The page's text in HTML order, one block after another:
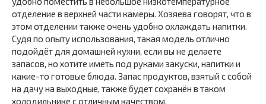
отделение в верхней части камеры. Хозяева говорят, что в
этом отделении также очень удобно охлаждать напитки.
Судя по опыту использования, такая модель отлично
подойдёт для домашней кухни, если вы не делаете
запасов, но хотите иметь под руками закуски, напитки и
какие-то готовые блюда. Запас продуктов, взятый с собой
на дачу на выходные, также будет сохранён в таком
холодильнике с отличным качеством.